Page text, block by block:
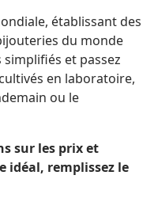
établissant des
du monde
et passez
en laboratoire,
ou le
sur les prix et
idéal, remplissez le